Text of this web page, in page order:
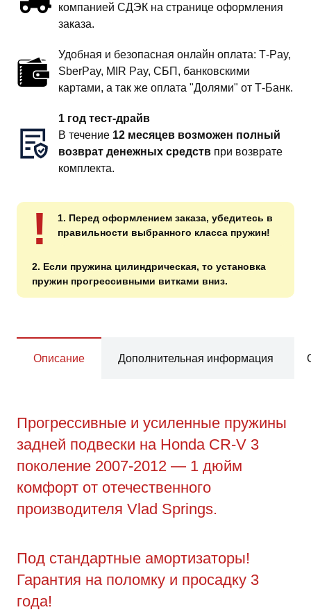
компанией СДЭК на странице оформления
заказа.
Удобная и безопасная онлайн оплата: T‑Pay,
SberPay, MIR Pay, СБП, банковскими
картами, а так же оплата "Долями" от Т-Банк.
1 год тест-драйв
В течение 12 месяцев возможен полный
возврат денежных средств при возврате
комплекта.
!
1. Перед оформлением заказа, убедитесь в
правильности выбранного класса пружин!
2. Если пружина цилиндрическая, то установка
пружин прогрессивными витками вниз.
Описание Дополнительная информация
Прогрессивные и усиленные пружины
задней подвески на Honda CR-V 3
поколение 2007-2012 — 1 дюйм
комфорт от отечественного
производителя Vlad Springs.
Под стандартные амортизаторы!
Гарантия на поломку и просадку 3
года!